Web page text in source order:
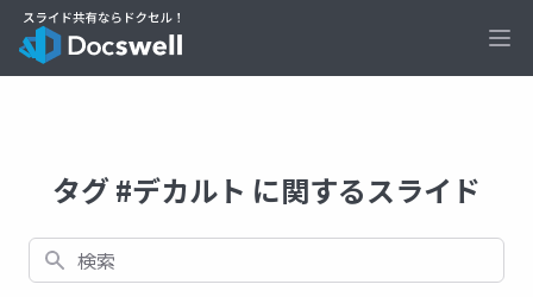
タグ #デカルト に関するスライド
検索